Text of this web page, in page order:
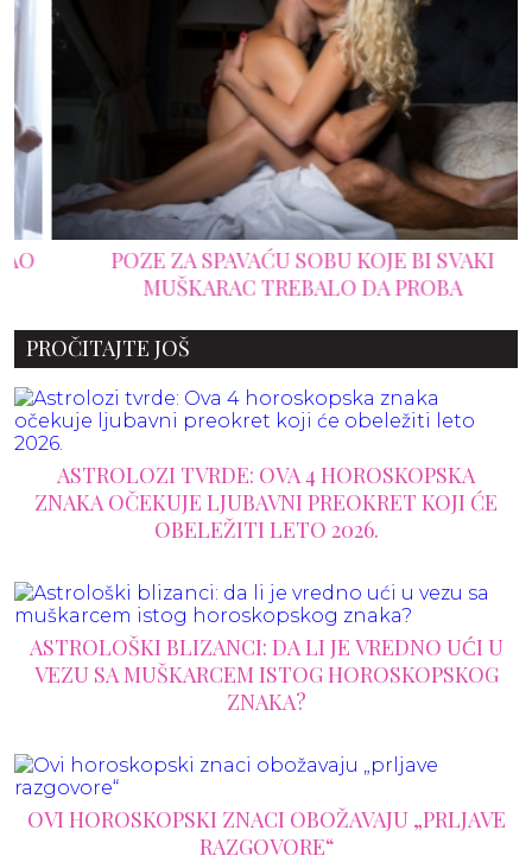
POZE ZA SPAVAĆU SOBU KOJE BI SVAKI
MUŠKARAC TREBALO DA PROBA
PROČITAJTE JOŠ
ASTROLOZI TVRDE: OVA 4 HOROSKOPSKA
ZNAKA OČEKUJE LJUBAVNI PREOKRET KOJI ĆE
OBELEŽITI LETO 2026.
ASTROLOŠKI BLIZANCI: DA LI JE VREDNO UĆI U
VEZU SA MUŠKARCEM ISTOG HOROSKOPSKOG
ZNAKA?
OVI HOROSKOPSKI ZNACI OBOŽAVAJU „PRLJAVE
RAZGOVORE“